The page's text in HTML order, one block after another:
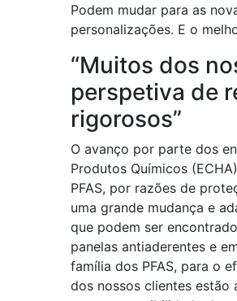
Podem mudar para as
personalizações. E o
“Muitos dos
perspetiva de
rigorosos”
O avanço por parte dos
Produtos Químicos
PFAS, por razões de
uma grande mudança e
que podem ser
panelas antiaderentes e
família dos PFAS, para o
dos nossos clientes estão